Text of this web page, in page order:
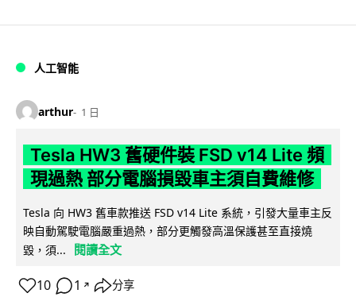
人工智能
arthur 1 日
Tesla HW3 舊硬件裝 FSD v14 Lite 頻
現過熱 部分電腦損毀車主須自費維修
Tesla 向 HW3 舊車款推送 FSD v14 Lite 系統，引發大量車主反
映自動駕駛電腦嚴重過熱，部分更觸發高溫保護甚至直接燒
毀，須...
閱讀全文
10 1 ↗ 分享